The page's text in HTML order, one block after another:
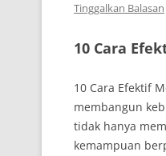
Tinggalkan Balasan
10 Cara
10 Cara Efektif
membangun
tidak hanya
kemampuan